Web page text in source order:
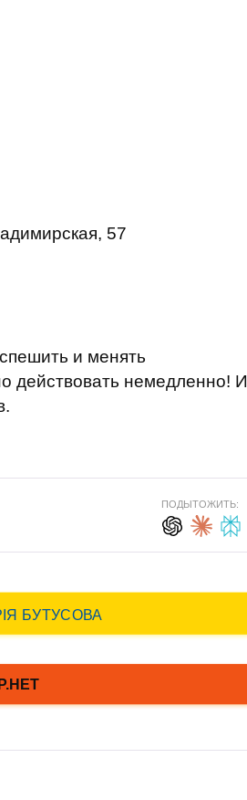
, 57
спешить и менять
действовать немедленно! И
ПОДЫТОЖИТЬ: